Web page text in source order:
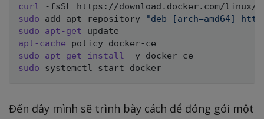
curl -fsSL https://download.docker.com/linux/
sudo add-apt-repository
"deb [arch=amd64]
sudo
apt-get
apt-cache
sudo
apt-get install
sudo
Đến đây mình sẽ trình bày cách để đóng gói một